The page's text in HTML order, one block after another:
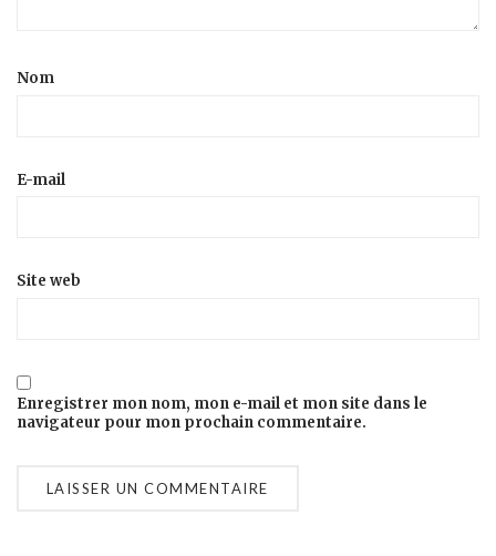
Nom
E-mail
Site web
Enregistrer mon nom, mon e-mail et mon site dans le
navigateur pour mon prochain commentaire.